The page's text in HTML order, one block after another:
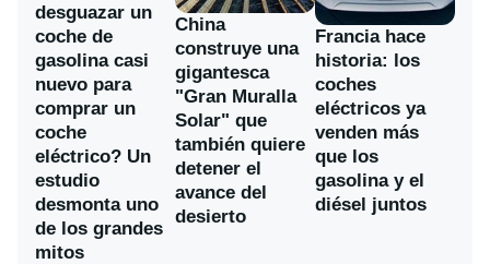
desguazar un
coche de
gasolina casi
nuevo para
comprar un
coche
eléctrico? Un
estudio
desmonta uno
de los grandes
mitos
China
construye una
gigantesca
"Gran Muralla
Solar" que
también quiere
detener el
avance del
desierto
Francia hace
historia: los
coches
eléctricos ya
venden más
que los
gasolina y el
diésel juntos